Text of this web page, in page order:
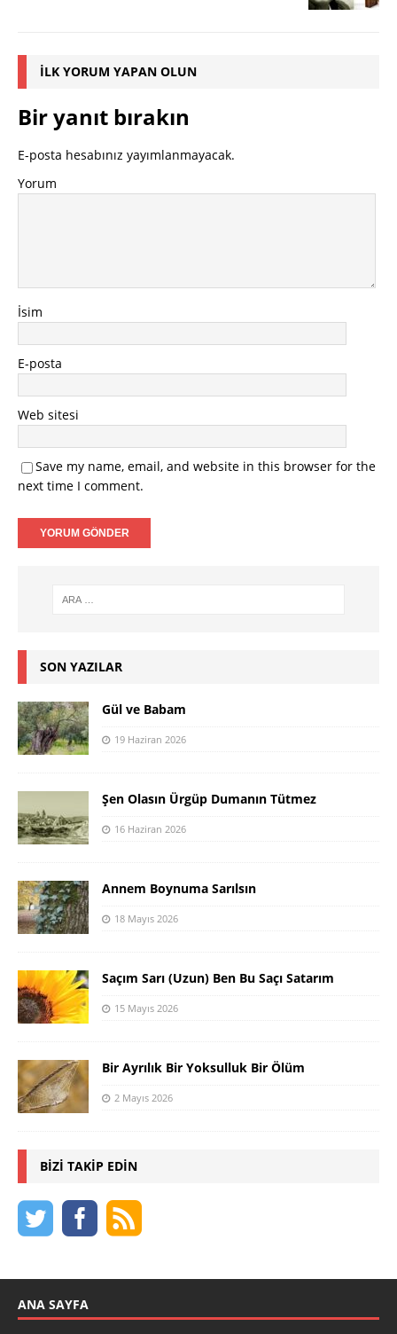
İLK YORUM YAPAN OLUN
Bir yanıt bırakın
E-posta hesabınız yayımlanmayacak.
Yorum
İsim
E-posta
Web sitesi
Save my name, email, and website in this browser for the
next time I comment.
SON YAZILAR
Gül ve Babam
19 Haziran 2026
Şen Olasın Ürgüp Dumanın Tütmez
16 Haziran 2026
Annem Boynuma Sarılsın
18 Mayıs 2026
Saçım Sarı (Uzun) Ben Bu Saçı Satarım
15 Mayıs 2026
Bir Ayrılık Bir Yoksulluk Bir Ölüm
2 Mayıs 2026
BIZI TAKIP EDIN
ANA SAYFA